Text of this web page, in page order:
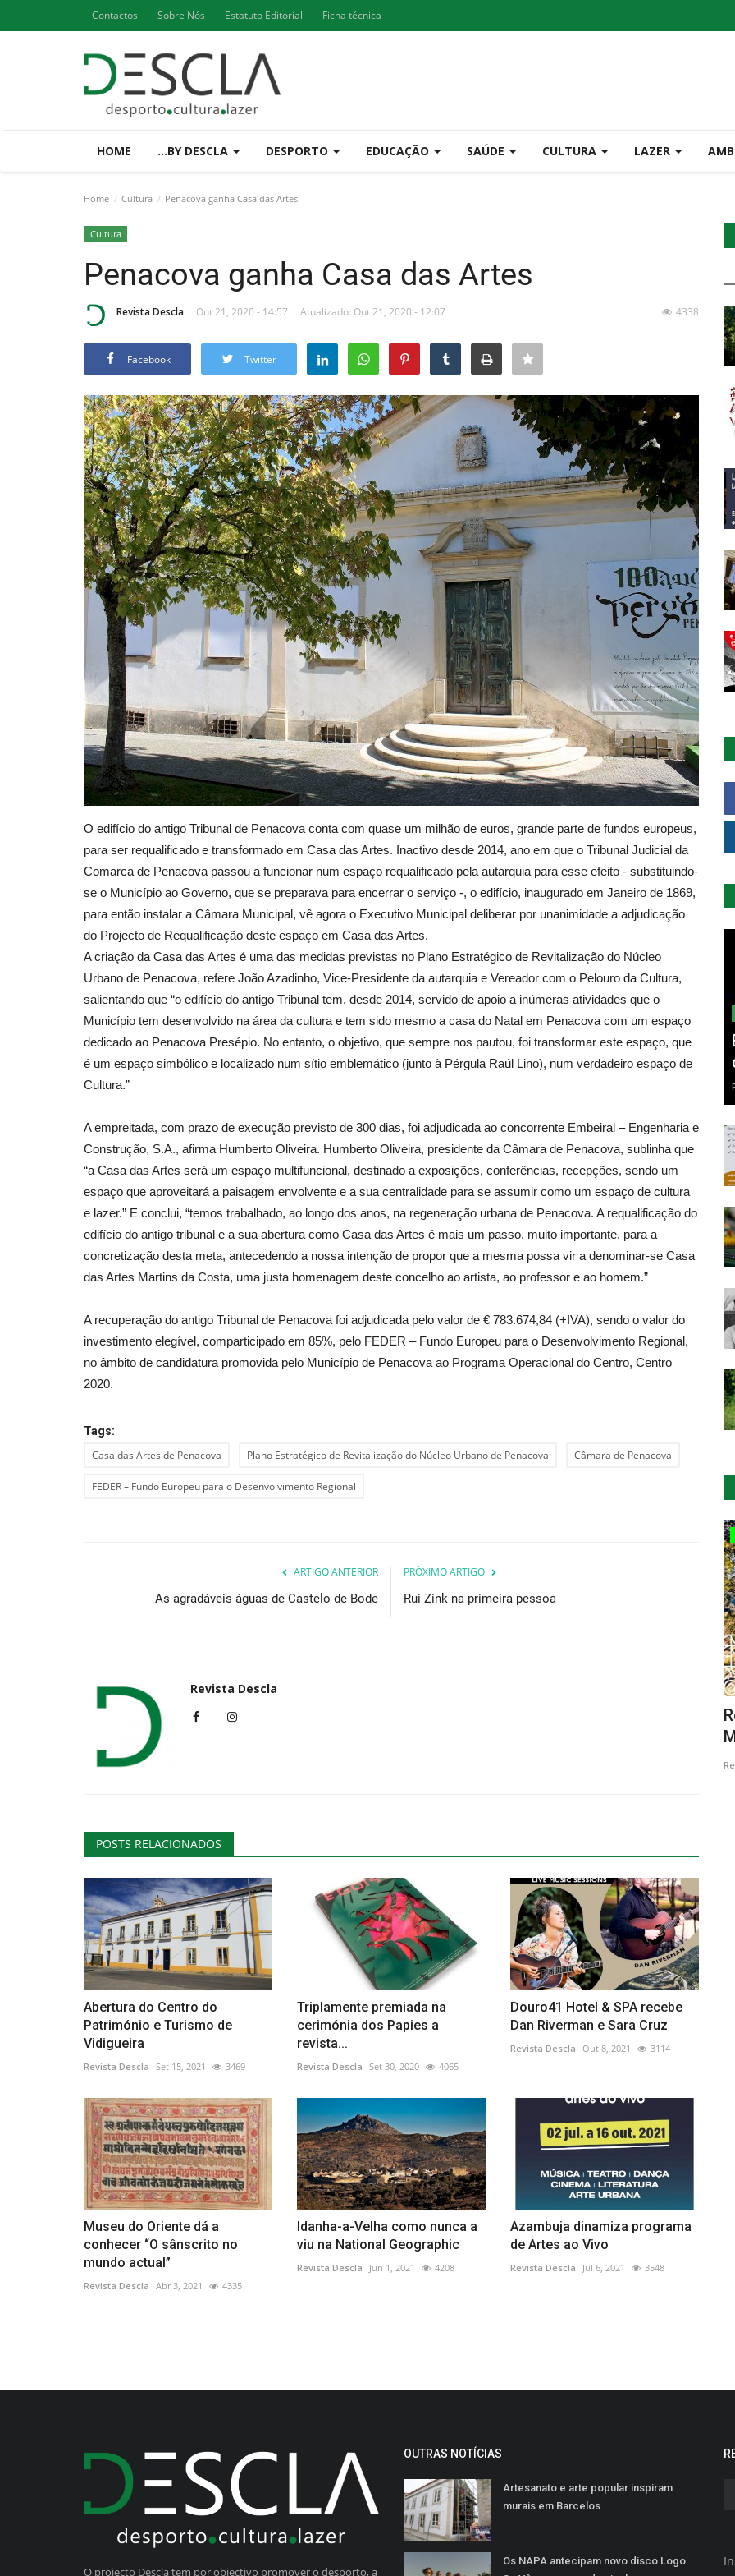
Contactos Sobre Nós Estatuto Editorial Ficha técnica
HOME ...BY DESCLA DESPORTO EDUCAÇÃO SAÚDE CULTURA LAZER
Home Cultura Penacova ganha Casa das Artes
Cultura
Penacova ganha Casa das Artes
Revista Descla Out 21, 2020 - 14:57 Atualizado: Out 21, 2020 - 12:07 4338
Facebook Twitter
O edifício do antigo Tribunal de Penacova conta com quase um milhão de euros, grande parte de fundos europeus,
para ser requalificado e transformado em Casa das Artes. Inactivo desde 2014, ano em que o Tribunal Judicial da
Comarca de Penacova passou a funcionar num espaço requalificado pela autarquia para esse efeito - substituindo-
se o Município ao Governo, que se preparava para encerrar o serviço -, o edifício, inaugurado em Janeiro de 1869,
para então instalar a Câmara Municipal, vê agora o Executivo Municipal deliberar por unanimidade a adjudicação
do Projecto de Requalificação deste espaço em Casa das Artes.
A criação da Casa das Artes é uma das medidas previstas no Plano Estratégico de Revitalização do Núcleo
Urbano de Penacova, refere João Azadinho, Vice-Presidente da autarquia e Vereador com o Pelouro da Cultura,
salientando que “o edifício do antigo Tribunal tem, desde 2014, servido de apoio a inúmeras atividades que o
Município tem desenvolvido na área da cultura e tem sido mesmo a casa do Natal em Penacova com um espaço
dedicado ao Penacova Presépio. No entanto, o objetivo, que sempre nos pautou, foi transformar este espaço, que
é um espaço simbólico e localizado num sítio emblemático (junto à Pérgula Raúl Lino), num verdadeiro espaço de
Cultura.”
A empreitada, com prazo de execução previsto de 300 dias, foi adjudicada ao concorrente Embeiral – Engenharia e
Construção, S.A., afirma Humberto Oliveira. Humberto Oliveira, presidente da Câmara de Penacova, sublinha que
“a Casa das Artes será um espaço multifuncional, destinado a exposições, conferências, recepções, sendo um
espaço que aproveitará a paisagem envolvente e a sua centralidade para se assumir como um espaço de cultura
e lazer.” E conclui, “temos trabalhado, ao longo dos anos, na regeneração urbana de Penacova. A requalificação do
edifício do antigo tribunal e a sua abertura como Casa das Artes é mais um passo, muito importante, para a
concretização desta meta, antecedendo a nossa intenção de propor que a mesma possa vir a denominar-se Casa
das Artes Martins da Costa, uma justa homenagem deste concelho ao artista, ao professor e ao homem.”
A recuperação do antigo Tribunal de Penacova foi adjudicada pelo valor de € 783.674,84 (+IVA), sendo o valor do
investimento elegível, comparticipado em 85%, pelo FEDER – Fundo Europeu para o Desenvolvimento Regional,
no âmbito de candidatura promovida pelo Município de Penacova ao Programa Operacional do Centro, Centro
2020.
Tags:
Casa das Artes de Penacova Plano Estratégico de Revitalização do Núcleo Urbano de Penacova Câmara de Penacova
FEDER – Fundo Europeu para o Desenvolvimento Regional
ARTIGO ANTERIOR
As agradáveis águas de Castelo de Bode
PRÓXIMO ARTIGO
Rui Zink na primeira pessoa
Revista Descla
POSTS RELACIONADOS
Abertura do Centro do
Património e Turismo de
Vidigueira
Revista Descla Set 15, 2021 3469
Triplamente premiada na
cerimónia dos Papies a
revista...
Revista Descla Set 30, 2020 4065
Douro41 Hotel & SPA recebe
Dan Riverman e Sara Cruz
Revista Descla Out 8, 2021 3114
Museu do Oriente dá a
conhecer “O sânscrito no
mundo actual”
Revista Descla Abr 3, 2021 4335
Idanha-a-Velha como nunca a
viu na National Geographic
Revista Descla Jun 1, 2021 4208
Azambuja dinamiza programa
de Artes ao Vivo
Revista Descla Jul 6, 2021 3548
Práticas de leitura: “The Family, Love it
or Leave It”...
Revista Descla
O projecto Descla tem por objectivo promover o desporto, a
OUTRAS NOTÍCIAS
Artesanato e arte popular inspiram
murais em Barcelos
Os NAPA antecipam novo disco Logo